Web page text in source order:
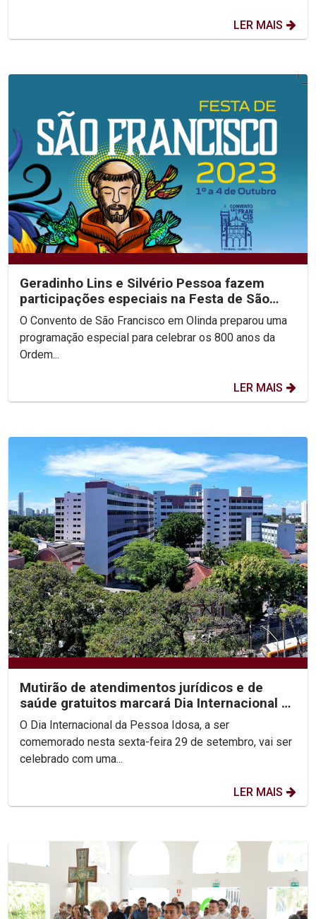
LER MAIS
Geradinho Lins e Silvério Pessoa fazem
participações especiais na Festa de São
Francisco
O Convento de São Francisco em Olinda preparou uma
programação especial para celebrar os 800 anos da
Ordem...
LER MAIS
Mutirão de atendimentos jurídicos e de
saúde gratuitos marcará Dia Internacional da
Pessoa Idosa...
O Dia Internacional da Pessoa Idosa, a ser
comemorado nesta sexta-feira 29 de setembro, vai ser
celebrado com uma...
LER MAIS